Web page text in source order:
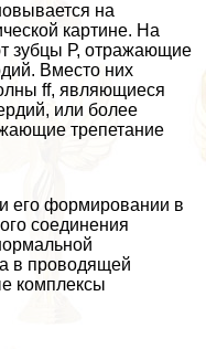
на
картине. На
зубцы Р, отражающие
Вместо них
ff, являющиеся
или более
трепетание
его формировании в
соединения
в проводящей
комплексы